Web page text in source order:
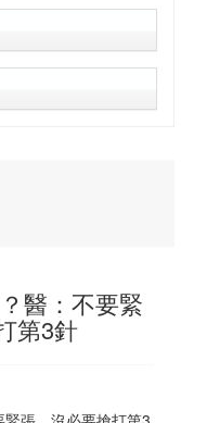
醫：不要緊
第3針